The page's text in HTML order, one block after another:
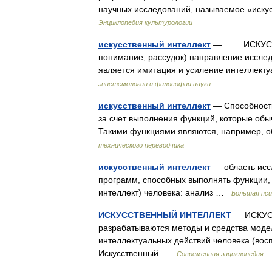
научных исследований, называемое
Энциклопедия культурологии
искусственный интеллект —
понимание, рассудок) направление
является имитация и усиление
эпистемологии и философии науки
искусственный интеллект —
за счет выполнения функций, которые
Такими функциями являются,
технического переводчика
искусственный интеллект — область
программ, способных выполнять
интеллект) человека: анализ …
Большая
ИСКУССТВЕННЫЙ ИНТЕЛЛЕКТ —
разрабатываются методы и средства
интеллектуальных действий человека
Искусственный …
Современная энциклопедия